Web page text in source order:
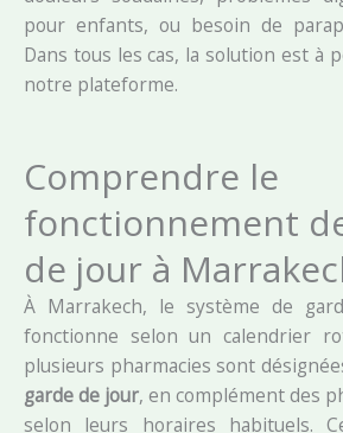
pour enfants, ou besoin de
Dans tous les cas, la solution est à
notre plateforme.
Comprendre le
fonctionnement
de jour à
À Marrakech, le système de
fonctionne selon un calendrier
plusieurs pharmacies sont
garde de jour, en complément des
selon leurs horaires habituels.